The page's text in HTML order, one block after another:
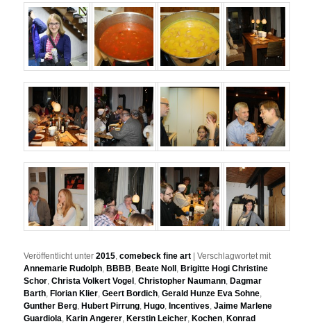
Veröffentlicht unter 2015,comebeck fine art |Verschlagwortet mit
Annemarie Rudolph, BBBB, Beate Noll , Brigitte Hogi Christine
Schor,Christa Volkert Vogel ,Christopher Naumann, Dagmar
Barth, Florian Klier,Geert Bordich,Gerald Hunze Eva Sohne,
Gunther Berg, Hubert Pirrung, Hugo, Incentives,Jaime Marlene
Guardiola, Karin Angerer, Kerstin Leicher, Kochen, Konrad